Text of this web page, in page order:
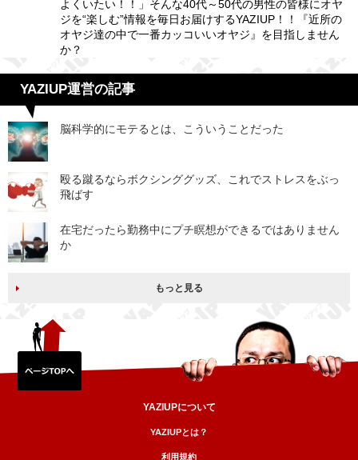
よくいたい！！」そんな40代～50代の男性の皆様にオヤ
ジを“楽しむ”情報を毎日お届けするYAZIUP！！『近所の
オヤジ達の中で一番カッコいいオヤジ』を目指しません
か？
YAZIUP運営の記事
脳科学的にモテるとは、こういうことだった
殴る蹴るならボクシンググッズ、これでストレスをぶっ
飛ばす
在宅だったら勤務中にプチ瞑想ができるではありません
か
もっと見る
YAZIUPについて
YAZIUPとは？
利用規約